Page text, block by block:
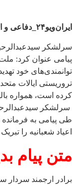
ایران‌ویو۲۴_دفاعی و امنیتی
سرلشکر
پیامی عنوان کرد:
توانمندی‌های خود
تروریستی ایالات
کرده است، همواره
سرلشکر
طی پیامی به
اعیاد شعبانیه را
متن پیام
برادر ارجمند سردار